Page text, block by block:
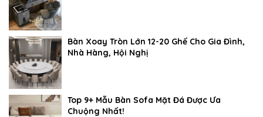
Bàn Xoay Tròn Lớn 12-20 Ghế Cho Gia Đình,
Nhà Hàng, Hội Nghị
Top 9+ Mẫu Bàn Sofa Mặt Đá Được Ưa
Chuộng Nhất!